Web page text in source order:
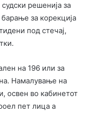
решенија за
за корекција
под стечај,
на 196 или за
Намалување на
освен во кабинетот
пет лица а